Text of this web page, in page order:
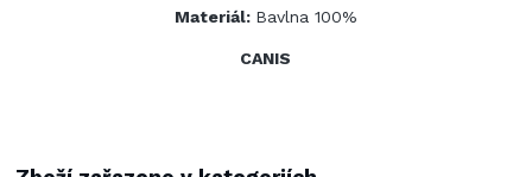
Materiál: Bavlna 100%
CANIS